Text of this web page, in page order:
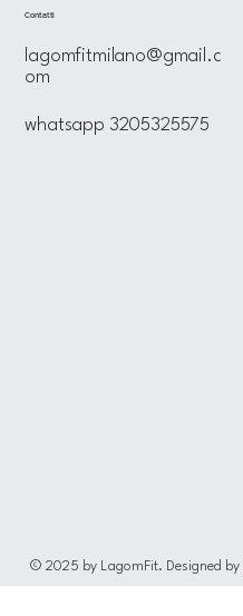
Contatti
lagomfitmilano@gmail.c
om
whatsapp 3205325575
© 2025 by LagomFit. Designed by